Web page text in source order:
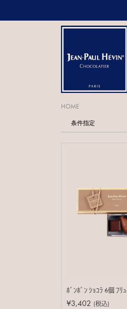
HOME
条件指定
ﾎﾞﾝﾎﾞﾝ ｼｮｺﾗ 6個 ﾌﾘ
¥3,402 (税込)